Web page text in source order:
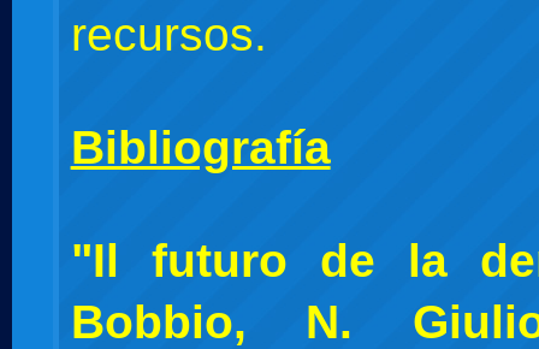
recursos.
Bibliografía
"Il futuro de la
Bobbio, N.